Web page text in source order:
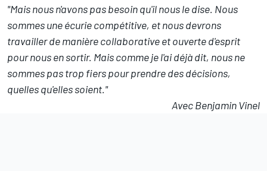
"Mais nous n'avons pas besoin qu'il nous le dise. Nous
sommes une écurie compétitive, et nous devrons
travailler de manière collaborative et ouverte d'esprit
pour nous en sortir. Mais comme je l'ai déjà dit, nous ne
sommes pas trop fiers pour prendre des décisions,
quelles qu'elles soient."
Avec Benjamin Vinel